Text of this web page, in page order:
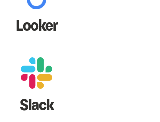
Looker
Slack